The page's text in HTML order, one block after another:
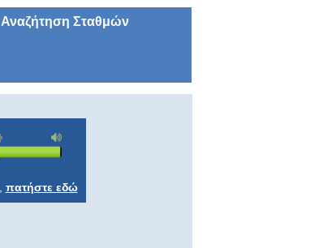
Αναζήτηση Σταθμών
πατήστε εδώ